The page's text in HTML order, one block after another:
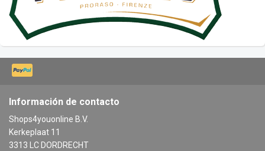
Información de contacto
Shops4youonline B.V.
Kerkeplaat 11
3313 LC DORDRECHT